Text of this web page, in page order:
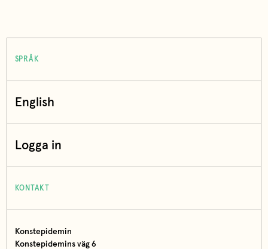
SPRÅK
English
Logga in
KONTAKT
Konstepidemin
Konstepidemins väg 6